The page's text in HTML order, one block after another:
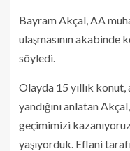
Bayram Akçal, AA
ulaşmasının akabinde
söyledi.
Olayda 15 yıllık konut,
yandığını anlatan
geçimimizi
yaşıyorduk. Eflani